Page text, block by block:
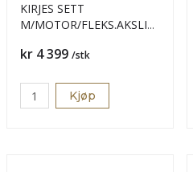
KIRJES SETT
M/MOTOR/FLEKS.AKSLING
Pris
kr 4 399 /stk
Kjøp